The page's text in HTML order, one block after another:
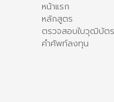
หน้าแรก
หลักสูตร
ตรวจสอบใบวุฒิบัตร
คำศัพท์ลงทุน